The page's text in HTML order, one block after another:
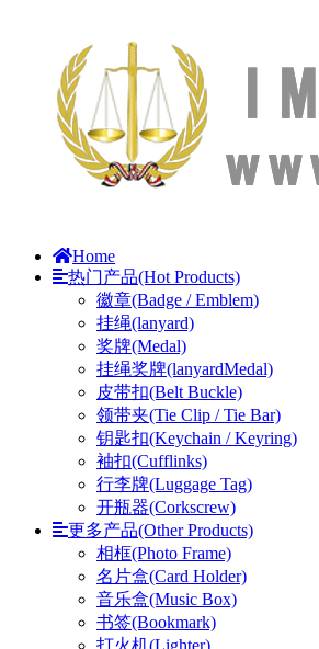
Home
热门产品(Hot Products)
徽章(Badge / Emblem)
挂绳(lanyard)
奖牌(Medal)
挂绳奖牌(lanyardMedal)
皮带扣(Belt Buckle)
领带夹(Tie Clip / Tie Bar)
钥匙扣(Keychain / Keyring)
袖扣(Cufflinks)
行李牌(Luggage Tag)
开瓶器(Corkscrew)
更多产品(Other Products)
相框(Photo Frame)
名片盒(Card Holder)
音乐盒(Music Box)
书签(Bookmark)
打火机(Lighter)